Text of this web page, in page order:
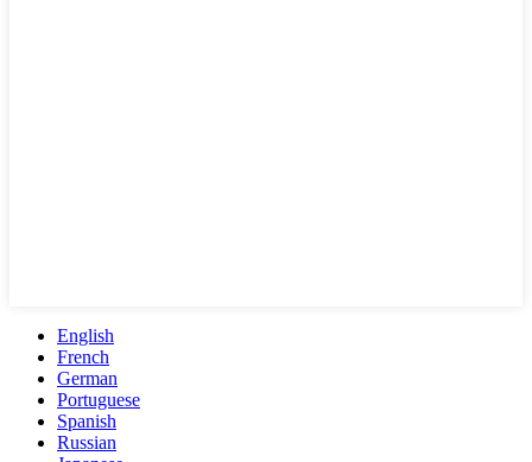
English
French
German
Portuguese
Spanish
Russian